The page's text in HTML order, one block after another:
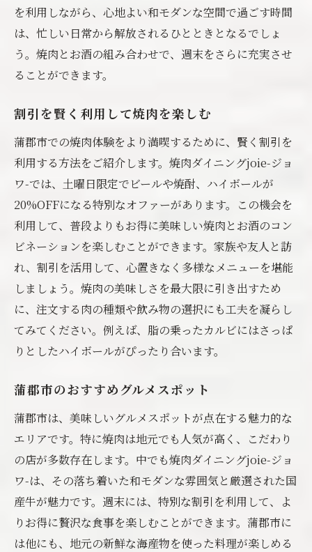
を利用しながら、心地よい和モダンな空間で過ごす時間
は、忙しい日常から解放されるひとときとなるでしょ
う。焼肉とお酒の組み合わせで、週末をさらに充実させ
ることができます。
割引を賢く利用して焼肉を楽しむ
蒲郡市での焼肉体験をより満喫するために、賢く割引を
利用する方法をご紹介します。焼肉ダイニングjoie-ジョ
ワ-では、土曜日限定でビールや焼酎、ハイボールが
20%OFFになる特別なオファーがあります。この機会を
利用して、普段よりもお得に美味しい焼肉とお酒のコン
ビネーションを楽しむことができます。家族や友人と訪
れ、割引を活用して、心置きなく多様なメニューを堪能
しましょう。焼肉の美味しさを最大限に引き出すため
に、注文する肉の種類や飲み物の選択にも工夫を凝らし
てみてください。例えば、脂の乗ったカルビにはさっぱ
りとしたハイボールがぴったり合います。
蒲郡市のおすすめグルメスポット
蒲郡市は、美味しいグルメスポットが点在する魅力的な
エリアです。特に焼肉は地元でも人気が高く、こだわり
の店が多数存在します。中でも焼肉ダイニングjoie-ジョ
ワ-は、その落ち着いた和モダンな雰囲気と厳選された国
産牛が魅力です。週末には、特別な割引を利用して、よ
りお得に贅沢な食事を楽しむことができます。蒲郡市に
は他にも、地元の新鮮な海産物を使った料理が楽しめる